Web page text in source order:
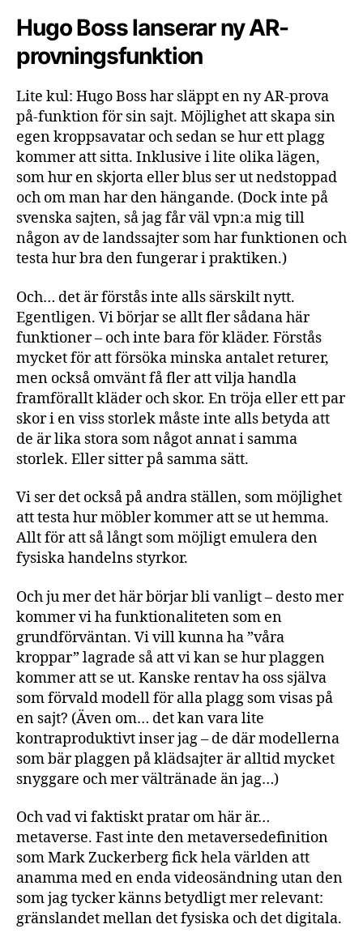
Hugo Boss lanserar ny AR-
provningsfunktion
Lite kul: Hugo Boss har släppt en ny AR-prova
på-funktion för sin sajt. Möjlighet att skapa sin
egen kroppsavatar och sedan se hur ett plagg
kommer att sitta. Inklusive i lite olika lägen,
som hur en skjorta eller blus ser ut nedstoppad
och om man har den hängande. (Dock inte på
svenska sajten, så jag får väl vpn:a mig till
någon av de landssajter som har funktionen och
testa hur bra den fungerar i praktiken.)
Och… det är förstås inte alls särskilt nytt.
Egentligen. Vi börjar se allt fler sådana här
funktioner – och inte bara för kläder. Förstås
mycket för att försöka minska antalet returer,
men också omvänt få fler att vilja handla
framförallt kläder och skor. En tröja eller ett par
skor i en viss storlek måste inte alls betyda att
de är lika stora som något annat i samma
storlek. Eller sitter på samma sätt.
Vi ser det också på andra ställen, som möjlighet
att testa hur möbler kommer att se ut hemma.
Allt för att så långt som möjligt emulera den
fysiska handelns styrkor.
Och ju mer det här börjar bli vanligt – desto mer
kommer vi ha funktionaliteten som en
grundförväntan. Vi vill kunna ha ”våra
kroppar” lagrade så att vi kan se hur plaggen
kommer att se ut. Kanske rentav ha oss själva
som förvald modell för alla plagg som visas på
en sajt? (Även om… det kan vara lite
kontraproduktivt inser jag – de där modellerna
som bär plaggen på klädsajter är alltid mycket
snyggare och mer vältränade än jag…)
Och vad vi faktiskt pratar om här är…
metaverse. Fast inte den metaversedefinition
som Mark Zuckerberg fick hela världen att
anamma med en enda videosändning utan den
som jag tycker känns betydligt mer relevant:
gränslandet mellan det fysiska och det digitala.